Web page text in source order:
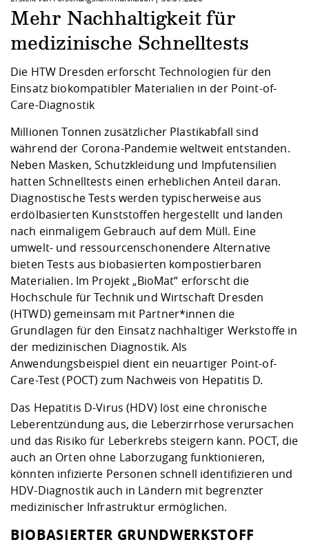
Checkliste zum
Digitales Lernen
Fremdsprachen
Jobs, Praktika,
Lebenslagen
Angebote der
Arbeit
Career Service
Lehren,
Internationale
Formulare und
Gründung und
Förderverein
Informatik/
Angebote für Unternehmen
Kontakt und Anfahrt
Qualitätssicherung
Mehr Nachhaltigkeit für
medizinische Schnelltests
Die HTW Dresden erforscht Technologien für den
Einsatz biokompatibler Materialien in der Point-of-
Care-Diagnostik
Millionen Tonnen zusätzlicher Plastikabfall sind
während der Corona-Pandemie weltweit entstanden.
Neben Masken, Schutzkleidung und Impfutensilien
hatten Schnelltests einen erheblichen Anteil daran.
Diagnostische Tests werden typischerweise aus
erdölbasierten Kunststoffen hergestellt und landen
nach einmaligem Gebrauch auf dem Müll. Eine
umwelt- und ressourcenschonendere Alternative
bieten Tests aus biobasierten kompostierbaren
Materialien. Im Projekt „BioMat“ erforscht die
Hochschule für Technik und Wirtschaft Dresden
(HTWD) gemeinsam mit Partner*innen die
Grundlagen für den Einsatz nachhaltiger Werkstoffe in
der medizinischen Diagnostik. Als
Anwendungsbeispiel dient ein neuartiger Point-of-
Care-Test (POCT) zum Nachweis von Hepatitis D.
Das Hepatitis D-Virus (HDV) löst eine chronische
Leberentzündung aus, die Leberzirrhose verursachen
und das Risiko für Leberkrebs steigern kann. POCT, die
auch an Orten ohne Laborzugang funktionieren,
könnten infizierte Personen schnell identifizieren und
HDV-Diagnostik auch in Ländern mit begrenzter
medizinischer Infrastruktur ermöglichen.
BIOBASIERTER GRUNDWERKSTOFF